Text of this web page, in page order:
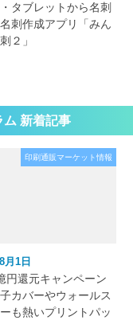
タブレットから名刺
刺作成アプリ「みん
２」
新着記事
印刷通販マーケット情報
月1日
円還元キャンペーン
カバーやウォールス
も熱いプリントパッ